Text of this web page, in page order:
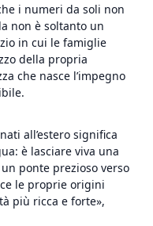
i numeri da soli non
non è soltanto un
in cui le famiglie
della propria
che nasce l’impegno
all’estero significa
è lasciare viva una
ponte prezioso verso
le proprie origini
più ricca e forte»,